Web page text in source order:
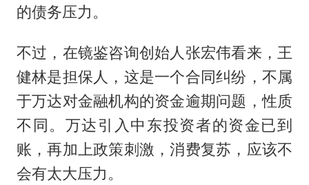
的债务压力。
不过，在镜鉴咨询创始人张宏伟看来，王
健林是担保人，这是一个合同纠纷，不属
于万达对金融机构的资金逾期问题，性质
不同。万达引入中东投资者的资金已到
账，再加上政策刺激，消费复苏，应该不
会有太大压力。